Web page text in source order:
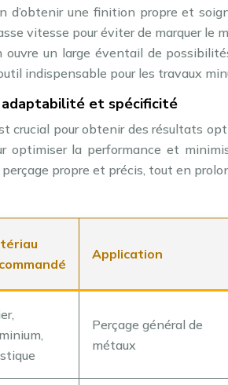
d’obtenir une finition propre et
vitesse pour éviter de marquer le
ouvre un large éventail de
indispensable pour les travaux
et spécificité
crucial pour obtenir des résultats
optimiser la performance et
propre et précis, tout en
Application
Perçage général de
métaux